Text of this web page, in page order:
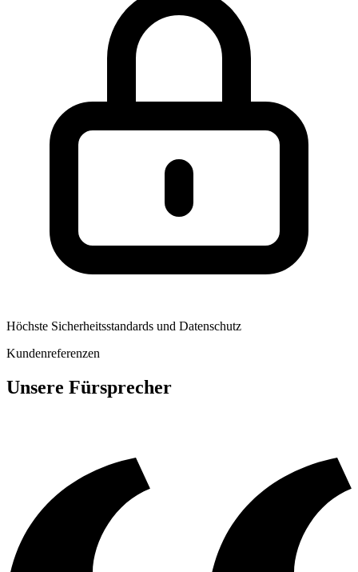
Höchste Sicherheitsstandards und Datenschutz
Kundenreferenzen
Unsere Fürsprecher